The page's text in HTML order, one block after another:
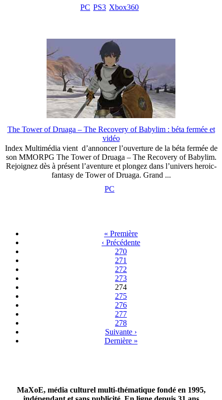
PC PS3 Xbox360
The Tower of Druaga – The Recovery of Babylim : béta fermée et
vidéo
Index Multimédia vient d’annoncer l’ouverture de la béta fermée de
son MMORPG The Tower of Druaga – The Recovery of Babylim.
Rejoignez dès à présent l’aventure et plongez dans l’univers heroic-
fantasy de Tower of Druaga. Grand ...
PC
« Première
‹ Précédente
270
271
272
273
274
275
276
277
278
Suivante ›
Dernière »
MaXoE, média culturel multi-thématique fondé en 1995,